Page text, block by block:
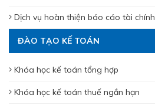
Dịch vụ hoàn thiện báo cáo tài chính
ĐÀO TẠO KẾ TOÁN
Khóa học kế toán tổng hợp
Khóa học kế toán thuế ngắn hạn